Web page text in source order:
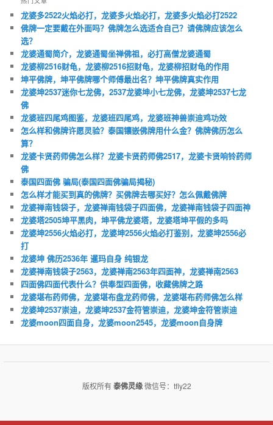
龙婆多2522火焰必打，龙婆多火焰必打，龙婆多火焰必打2522
佛牌一定要戴在外面吗？佛牌怎么选适合自己？请佛牌应该怎么
选？
龙婆通蜀简介，龙婆通蜀坐禅佛祖，必打高僧龙婆通蜀
龙婆柳2516财龟，龙婆柳2516招财龟，龙婆柳招财龟的作用
坤平佛牌，坤平佛牌哪个师傅最出名？坤平佛牌真实作用
龙婆坤2537迷你七龙佛，2537龙婆坤小七龙佛，龙婆坤2537七龙
佛
龙婆班四尾鸡图鉴，龙婆班四尾鸡，龙婆班神兽崇迪鸡功效
怎么样和佛牌许愿灵验？泰国镶嵌佛牌用什么金？佛牌佛历怎么
算？
龙婆卡贤药师佛怎么样？龙婆卡贤药师佛2517，龙婆卡贤响铃药师
佛
泰国四面佛 骗局(泰国四面佛骗局揭秘)
怎么样才能买到真的佛牌？买佛牌去哪买好？怎么佩戴佛牌
龙婆禅南钱袋子，龙婆禅南钱袋子四面佛，龙婆禅南钱袋子四面神
龙婆塔2505坤平黑肉，坤平佛龙婆塔，龙婆塔坤平假的多吗
龙婆坤2556火焰必打，龙婆坤2556火焰必打鉴别，龙婆坤2556必
打
龙婆坤 佛历2536年 暹玛自身 纯银龙
龙婆禅南钱袋子2563，龙婆禅南2563年四面神，龙婆禅南2563
四面佛四面代表什么？供奉型四面佛，收藏佛牌之路
龙婆堪布药师佛，龙婆堪布盘龙药师佛，龙婆堪布药师佛怎么样
龙婆坤2537崇迪，龙婆坤2537金符管崇迪，龙婆坤金符管崇迪
龙婆moon四面自身，龙婆moon2545，龙婆moon自身牌
版权所有泰佛灵缘微信号：tfly22